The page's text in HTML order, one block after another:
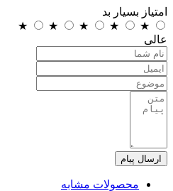
امتیاز بسیار بد
★
★
★
★
★
عالی
ارسال پیام
محصولات مشابه